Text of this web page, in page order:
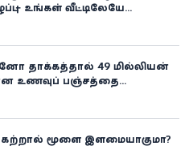
– உங்கள் வீட்டிலேயே
தாக்கத்தால் 49 மில்லியன்
உணவுப் பஞ்சத்தை
கற்றால் மூளை இளமையாகுமா?